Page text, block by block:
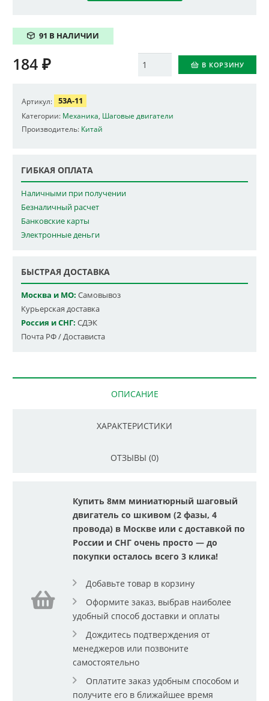
91 В НАЛИЧИИ
Количество В КОРЗИНУ
184 ₽
Артикул: 53A-11
Категории: Механика Шаговые двигатели
Производитель: Китай
ГИБКАЯ ОПЛАТА
Наличными при получении
Безналичный расчет
Банковские карты
Электронные деньги
БЫСТРАЯ ДОСТАВКА
Москва и МО: Самовывоз
Курьерская доставка
Россия и СНГ: СДЭК
Почта РФ / Достависта
ОПИСАНИЕ
ХАРАКТЕРИСТИКИ
ОТЗЫВЫ (0)
Купить 8мм миниатюрный шаговый
двигатель со шкивом (2 фазы, 4
провода) в Москве или с доставкой по
России и СНГ очень просто — до
покупки осталось всего 3 клика!
Добавьте товар в корзину
Оформите заказ, выбрав наиболее
удобный способ доставки и оплаты
Дождитесь подтверждения от
менеджеров или позвоните
самостоятельно
Оплатите заказ удобным способом и
получите его в ближайшее время